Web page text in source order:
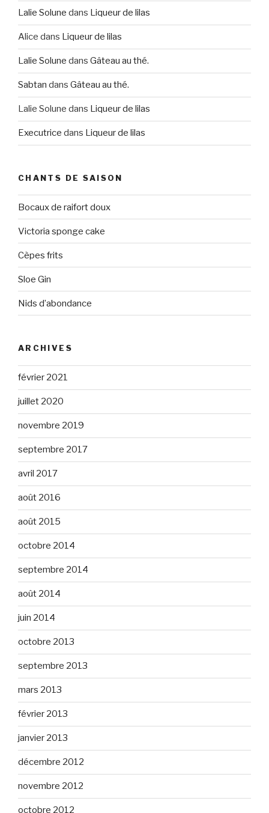
Lalie Solune dans Liqueur de lilas
Alice dans Liqueur de lilas
Lalie Solune dans Gâteau au thé.
Sabtan dans Gâteau au thé.
Lalie Solune dans Liqueur de lilas
Executrice dans Liqueur de lilas
CHANTS DE SAISON
Bocaux de raifort doux
Victoria sponge cake
Cèpes frits
Sloe Gin
Nids d’abondance
ARCHIVES
février 2021
juillet 2020
novembre 2019
septembre 2017
avril 2017
août 2016
août 2015
octobre 2014
septembre 2014
août 2014
juin 2014
octobre 2013
septembre 2013
mars 2013
février 2013
janvier 2013
décembre 2012
novembre 2012
octobre 2012